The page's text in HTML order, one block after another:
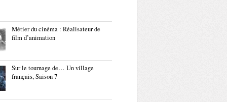
Métier du cinéma : Réalisateur de
film d’animation
Sur le tournage de… Un village
français, Saison 7